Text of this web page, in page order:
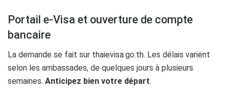
Portail e-Visa et ouverture de compte
bancaire
La demande se fait sur thaievisa.go.th. Les délais varient
selon les ambassades, de quelques jours à plusieurs
semaines. Anticipez bien votre départ.